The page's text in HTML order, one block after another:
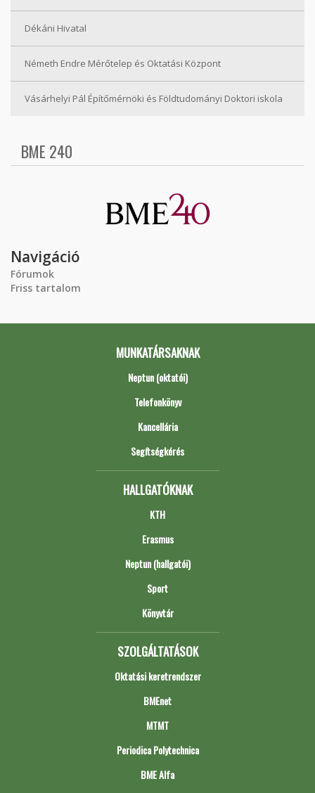
Dékáni Hivatal
Németh Endre Mérőtelep és Oktatási Központ
Vásárhelyi Pál Építőmérnöki és Földtudományi Doktori iskola
BME 240
Navigáció
Fórumok
Friss tartalom
MUNKATÁRSAKNAK
Neptun (oktatói)
Telefonkönyv
Kancellária
Segítségkérés
HALLGATÓKNAK
KTH
Erasmus
Neptun (hallgatói)
Sport
Könyvtár
SZOLGÁLTATÁSOK
Oktatási keretrendszer
BMEnet
MTMT
Periodica Polytechnica
BME Alfa